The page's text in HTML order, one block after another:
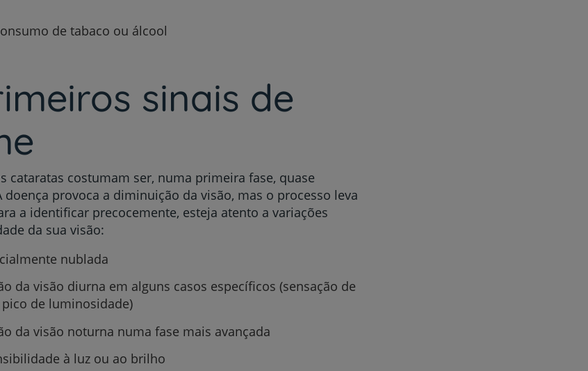
de tabaco ou álcool
sinais de
cataratas costumam ser, numa primeira fase, quase
doença provoca a diminuição da visão, mas o processo leva
a identificar precocemente, esteja atento a variações
da sua visão:
nublada
da visão diurna em alguns casos específicos (sensação de
de luminosidade)
da visão noturna numa fase mais avançada
à luz ou ao brilho